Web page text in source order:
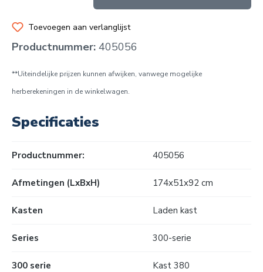
Toevoegen aan verlanglijst
Productnummer: 405056
**Uiteindelijke prijzen kunnen afwijken, vanwege mogelijke
herberekeningen in de winkelwagen.
Specificaties
Productnummer: 405056
Afmetingen (LxBxH) 174x51x92 cm
Kasten Laden kast
Series 300-serie
300 serie Kast 380